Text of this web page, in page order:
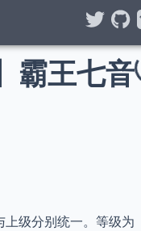
霸王七音
级分别统一。等级为